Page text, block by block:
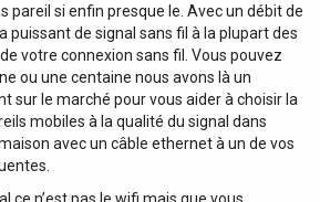
pareil si enfin presque le. Avec un débit de
puissant de signal sans fil à la plupart des
votre connexion sans fil. Vous pouvez
ou une centaine nous avons là un
sur le marché pour vous aider à choisir la
mobiles à la qualité du signal dans
avec un câble ethernet à un de vos